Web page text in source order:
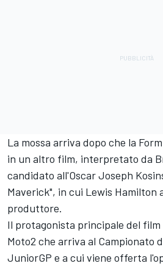
La mossa arriva dopo che la
in un altro film, interpretato da
candidato all'Oscar Joseph
Maverick", in cui Lewis Hamilton
produttore.
Il protagonista principale del film
Moto2 che arriva al Campionato
JuniorGP e a cui viene offerta